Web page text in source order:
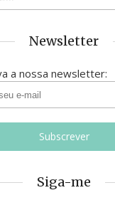
Newsletter
a nossa newsletter:
Siga-me